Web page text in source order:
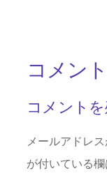
コメント
コメント
メールアドレ
が付いている